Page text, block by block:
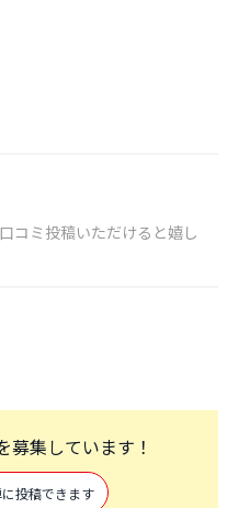
コミ投稿いただけると嬉し
募集しています！
投稿できます